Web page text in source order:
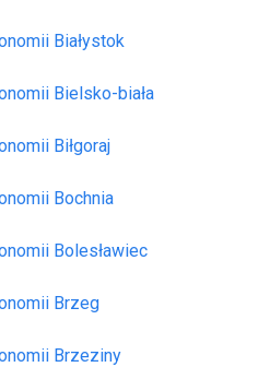
Białystok
Bielsko-biała
Biłgoraj
Bochnia
Bolesławiec
Brzeg
Brzeziny